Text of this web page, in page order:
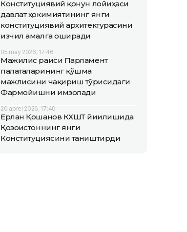
Конституциявий қонун лойиҳаси
давлат ҳокимиятининг янги
конституциявий архитектурасини
изчил амалга оширади
05 may 2026, 17:46
Мажилис раиси Парламент
палаталарининг қўшма
мажлисини чақириш тўғрисидаги
Фармойишни имзолади
20 aprel 2026, 17:40
Ерлан Қошанов КХШТ йиғилишида
Қозоғистоннинг янги
Конституциясини таништирди